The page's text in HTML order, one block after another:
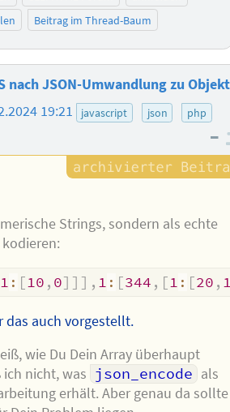
Beitrag im Thread-Baum
nach JSON-Umwandlung zu Objekt
19:21 javascript json php
–
Strings, sondern als echte
1 : [10 , 0] ] ] , 1 : [344 , [1 : [20 ,
das auch vorgestellt.
wie Du Dein Array überhaupt
nicht, was json_encode als
erhält. Aber genau da sollte